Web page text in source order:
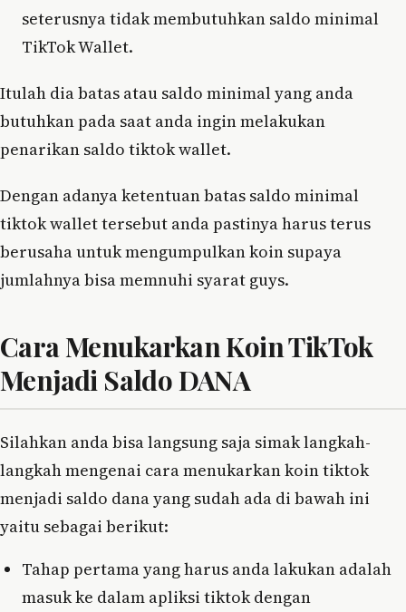
seterusnya tidak membutuhkan saldo minimal
TikTok Wallet.
Itulah dia batas atau saldo minimal yang anda
butuhkan pada saat anda ingin melakukan
penarikan saldo tiktok wallet.
Dengan adanya ketentuan batas saldo minimal
tiktok wallet tersebut anda pastinya harus terus
berusaha untuk mengumpulkan koin supaya
jumlahnya bisa memnuhi syarat guys.
Cara Menukarkan Koin TikTok
Menjadi Saldo DANA
Silahkan anda bisa langsung saja simak langkah-
langkah mengenai cara menukarkan koin tiktok
menjadi saldo dana yang sudah ada di bawah ini
yaitu sebagai berikut:
Tahap pertama yang harus anda lakukan adalah
masuk ke dalam apliksi tiktok dengan